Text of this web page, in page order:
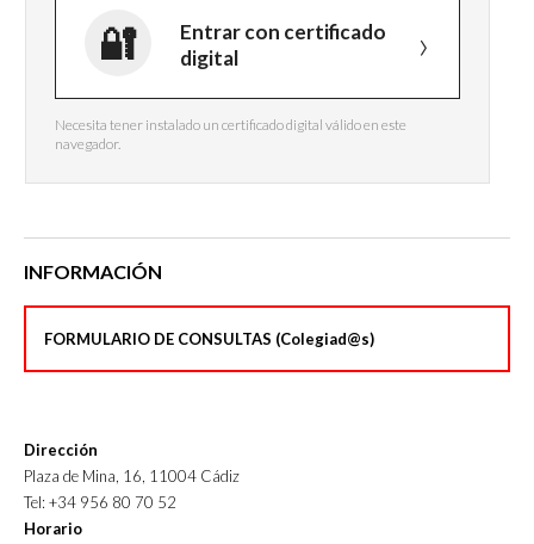
Entrar con certificado
digital
Necesita tener instalado un certificado digital válido en este
navegador.
INFORMACIÓN
FORMULARIO DE CONSULTAS (Colegiad@s)
Dirección
Plaza de Mina, 16, 11004 Cádiz
Tel: +34 956 80 70 52
Horario